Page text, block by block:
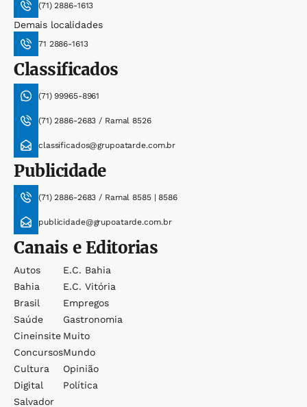
(71) 2886-1613
Demais localidades
71 2886-1613
Classificados
(71) 99965-8961
(71) 2886-2683 / Ramal 8526
classificados@grupoatarde.com.br
Publicidade
(71) 2886-2683 / Ramal 8585 | 8586
publicidade@grupoatarde.com.br
Canais e Editorias
Autos
Bahia
Brasil
Saúde
Cineinsite
Concursos
Cultura
Digital
Salvador
E.c. Bahia
E.c. Vitória
Empregos
Gastronomia
Muito
Mundo
Opinião
Política